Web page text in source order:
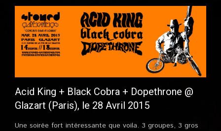
Acid King + Black Cobra + Dopethrone @
Glazart (Paris), le 28 Avril 2015
Une soirée fort intéressante que voila. 3 groupes, 3 gros